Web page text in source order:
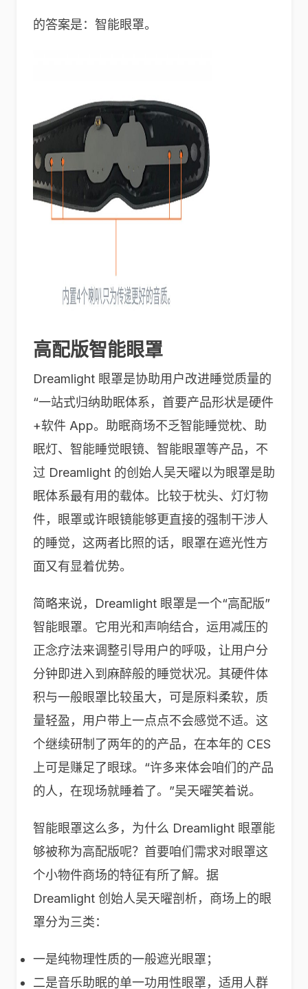
的答案是：智能眼罩。
高配版智能眼罩
Dreamlight 眼罩是协助用户改进睡觉质量的
“一站式归纳助眠体系，首要产品形状是硬件
+软件 App。助眠商场不乏智能睡觉枕、助
眠灯、智能睡觉眼镜、智能眼罩等产品，不
过 Dreamlight 的创始人吴天曜以为眼罩是助
眠体系最有用的载体。比较于枕头、灯灯物
件，眼罩或许眼镜能够更直接的强制干涉人
的睡觉，这两者比照的话，眼罩在遮光性方
面又有显着优势。
简略来说，Dreamlight 眼罩是一个“高配版”
智能眼罩。它用光和声响结合，运用减压的
正念疗法来调整引导用户的呼吸，让用户分
分钟即进入到麻醉般的睡觉状况。其硬件体
积与一般眼罩比较虽大，可是原料柔软，质
量轻盈，用户带上一点点不会感觉不适。这
个继续研制了两年的的产品，在本年的 CES
上可是赚足了眼球。“许多来体会咱们的产品
的人，在现场就睡着了。”吴天曜笑着说。
智能眼罩这么多，为什么 Dreamlight 眼罩能
够被称为高配版呢？首要咱们需求对眼罩这
个小物件商场的特征有所了解。据
Dreamlight 创始人吴天曜剖析，商场上的眼
罩分为三类：
一是纯物理性质的一般遮光眼罩；
二是音乐助眠的单一功用性眼罩，适用人群